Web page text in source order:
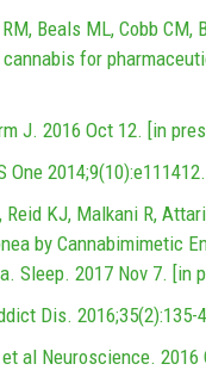
Beals ML, Cobb CM,
for
J. 2016 Oct 12. [in
One 2014;9(10):e111412.
Reid KJ, Malkani R,
by Cannabimimetic
Sleep. 2017 Nov 7. [in
Dis. 2016;35(2):135-
al Neuroscience. 2016